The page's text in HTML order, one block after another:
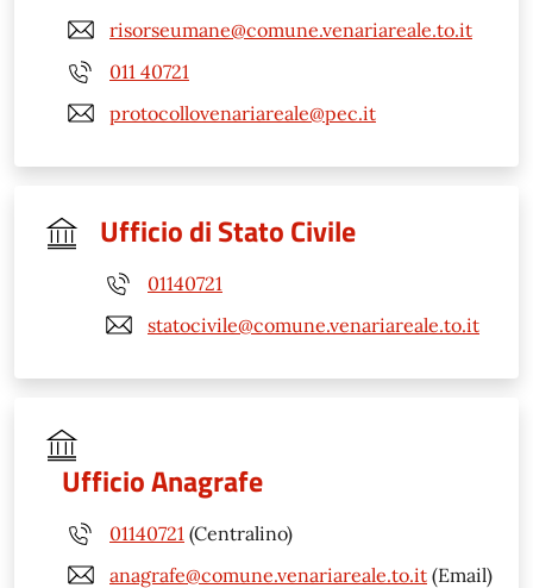
risorseumane@comune.venariareale.to.it
011 40721
protocollovenariareale@pec.it
Ufficio di Stato Civile
01140721
statocivile@comune.venariareale.to.it
Ufficio Anagrafe
01140721 (Centralino)
anagrafe@comune.venariareale.to.it (Email)